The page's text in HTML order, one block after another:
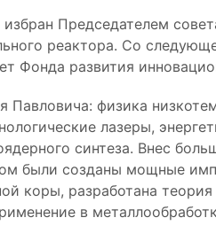
Председателем
реактора. Со
Фонда развития
Павловича: физика
лазеры,
синтеза. Внес
были созданы мощные
коры, разработана
в